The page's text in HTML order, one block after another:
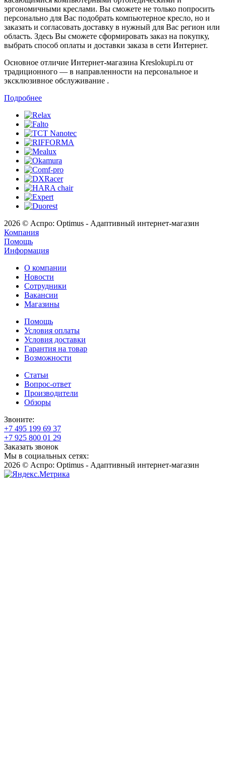
эргономичными креслами. Вы сможете не только попросить
персонально для Вас подобрать компьютерное кресло, но и
заказать и согласовать доставку в нужный для Вас регион или
область. Здесь Вы сможете сформировать заказ на покупку,
выбрать способ оплаты и доставки заказа в сети Интернет.
Основное отличие Интернет-магазина Kreslokupi.ru от
традиционного — в направленности на персональное и
эксклюзивное обслуживание .
Подробнее
2026 © Аспро: Optimus - Адаптивный интернет-магазин
Компания
Помощь
Информация
О компании
Новости
Сотрудники
Вакансии
Магазины
Помощь
Условия оплаты
Условия доставки
Гарантия на товар
Возможности
Статьи
Вопрос-ответ
Производители
Обзоры
Звоните:
+7 495 199 69 37
+7 925 800 01 29
Заказать звонок
Мы в социальных сетях:
2026 © Аспро: Optimus - Адаптивный интернет-магазин